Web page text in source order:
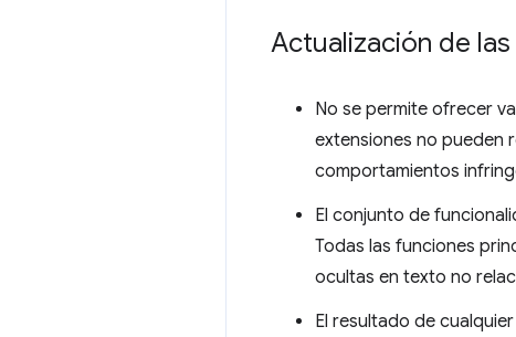
Actualización de
No se permite ofrecer
extensiones no pueden
comportamientos
El conjunto de
Todas las funciones
ocultas en texto no
El resultado de